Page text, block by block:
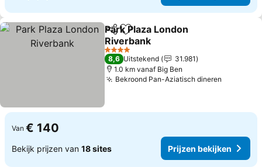
DelenToevoegen aan favorieten
Park Plaza London
Riverbank
Prijzen bekijken
4 Sterren
8,6 Uitstekend
31.981
1.0 km vanaf Big Ben
Bekroond Pan-Aziatisch dineren
Van € 140
Bekijk prijzen van 18 sites Prijzen bekijken